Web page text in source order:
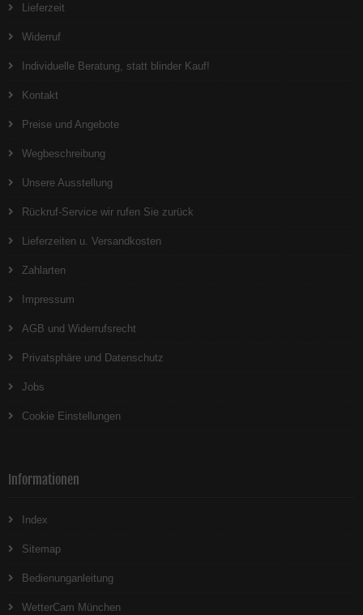
Lieferzeit
Widerruf
Individuelle Beratung, statt blinder Kauf!
Kontakt
Preise und Angebote
Wegbeschreibung
Unsere Ausstellung
Rückruf-Service wir rufen Sie zurück
Lieferzeiten u. Versandkosten
Zahlarten
Impressum
AGB und Widerrufsrecht
Privatsphäre und Datenschutz
Jobs
Cookie Einstellungen
Informationen
Index
Sitemap
Bedienunganleitung
WetterCam München